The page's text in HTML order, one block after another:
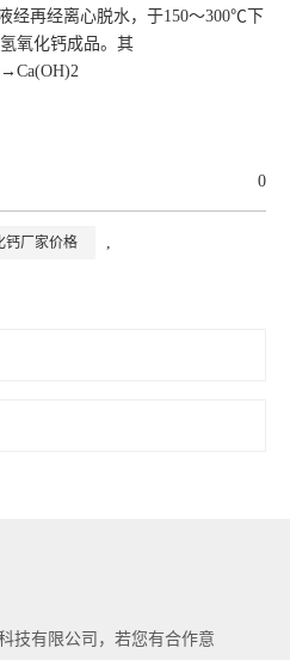
经再经离心脱水，于150～300℃下
氧化钙成品。其
0
钙厂家价格 ,
技有限公司，若您有合作意